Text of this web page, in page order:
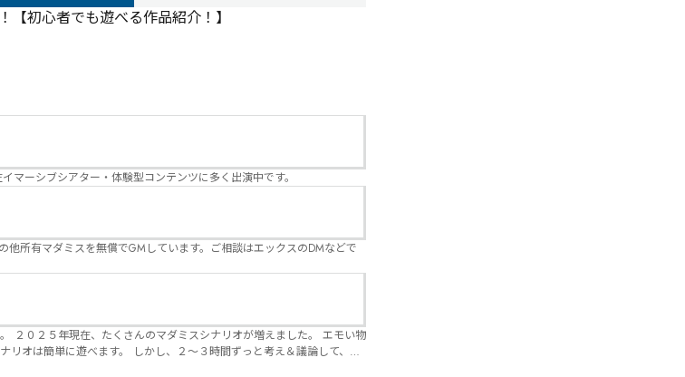
【初心者でも遊べる作品紹介！】
ーシブシアター・体験型コンテンツに多く出演中です。
所有マダミスを無償でGMしています。ご相談はエックスのDMなどで
時間ずっと考え＆議論して、見
そんな本格推理マダミスをお届けしま